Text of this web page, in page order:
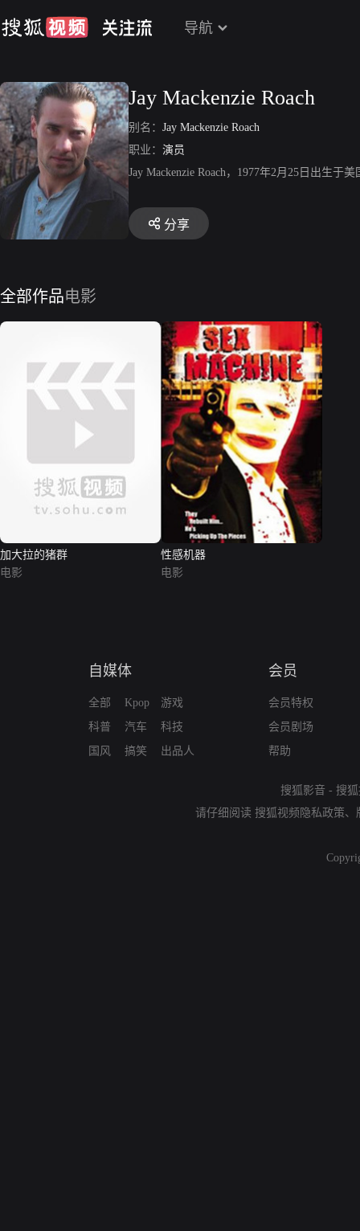
导航
Jay Mackenzie Roach
别名： Jay Mackenzie Roach
职业： 演员
Jay Mackenzie Roach，1977年2月25日出生
分享
全部作品电影
加大拉的猪群
电影
性感机器
电影
自媒体
全部
科普
国风
Kpop
汽车
搞笑
游戏
科技
出品人
会员
会员特权
会员剧场
帮助
搜狐影音 - 搜
请仔细阅读 搜狐视频隐私政策、